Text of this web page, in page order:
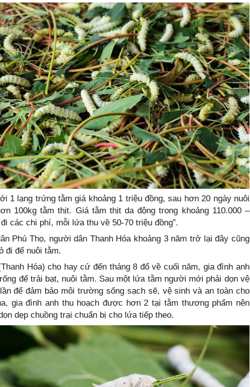
1 lạng trứng tằm giá khoảng 1 triệu đồng, sau hơn 20 ngày nuôi
100kg tằm thịt. Giá tằm thịt da động trong khoảng 110.000 –
các chi phí, mỗi lứa thu về 50-70 triệu đồng”.
Phú Thọ, người dân Thanh Hóa khoảng 3 năm trở lại đây cũng
đi để nuôi tằm.
Hóa) cho hay cứ đến tháng 8 đổ về cuối năm, gia đình anh
để trải bạt, nuôi tằm. Sau một lứa tằm người mới phải dọn vệ
để đảm bảo môi trường sống sạch sẽ, vệ sinh và an toàn cho
gia đình anh thu hoạch được hơn 2 tại tằm thương phẩm nên
dẹp chuồng trại chuẩn bị cho lứa tiếp theo.